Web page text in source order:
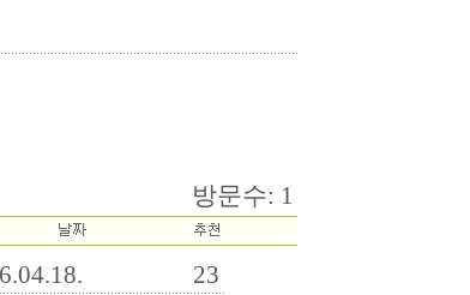
방문수: 1
23